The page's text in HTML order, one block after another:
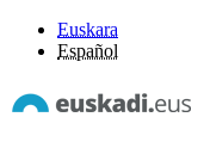
Euskara
Español